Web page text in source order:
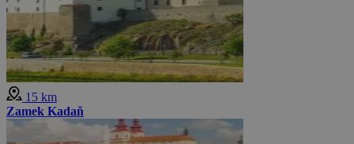
15 km
Zamek Kadaň